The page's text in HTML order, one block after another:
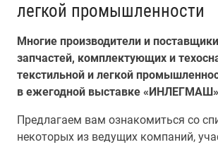
легкой промышленности
Многие производители и
запчастей, комплектующих и
текстильной и легкой
в ежегодной выставке «ИНЛЕГМАШ»
Предлагаем вам ознакомиться со
некоторых из ведущих компаний,